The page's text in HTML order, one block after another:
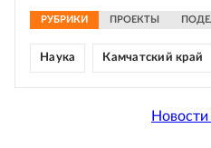
РУБРИКИ ПРОЕКТЫ
Наука Камчатский край